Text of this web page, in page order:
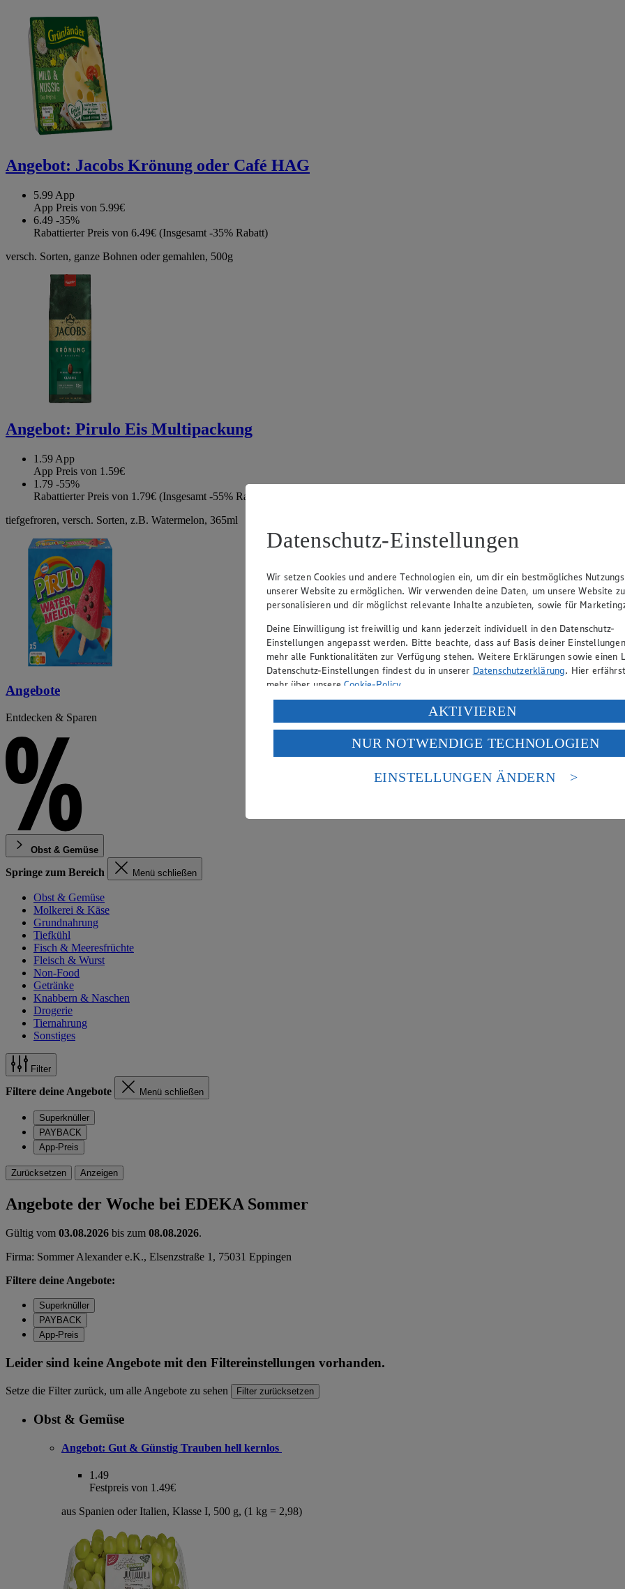
Angebot: Jacobs Krönung oder Café HAG
5.99 App
App Preis von 5.99€
6.49 -35%
Rabattierter Preis von 6.49€ (Insgesamt -35% Rabatt)
versch. Sorten, ganze Bohnen oder gemahlen, 500g
Angebot: Pirulo Eis Multipackung
1.59 App
App Preis von 1.59€
1.79 -55%
Rabattierter Preis von 1.79€ (Insgesamt -55% Rabatt)
tiefgefroren, versch. Sorten, z.B. Watermelon, 365ml
Angebote
Entdecken & Sparen
Obst & Gemüse
Springe zum Bereich Menü schließen
Obst & Gemüse
Molkerei & Käse
Grundnahrung
Tiefkühl
Fisch & Meeresfrüchte
Fleisch & Wurst
Non-Food
Getränke
Knabbern & Naschen
Drogerie
Tiernahrung
Sonstiges
Filter
Filtere deine Angebote Menü schließen
Superknüller
PAYBACK
App-Preis
Zurücksetzen Anzeigen
Angebote der Woche bei EDEKA Sommer
Gültig vom 03.08.2026 bis zum 08.08.2026.
Firma: Sommer Alexander e.K., Elsenzstraße 1, 75031 Eppingen
Filtere deine Angebote:
Superknüller
PAYBACK
App-Preis
Leider sind keine Angebote mit den Filtereinstellungen vorhanden.
Setze die Filter zurück, um alle Angebote zu sehen Filter zurücksetzen
Obst & Gemüse
Angebot: Gut & Günstig Trauben hell kernlos
1.49
Festpreis von 1.49€
aus Spanien oder Italien, Klasse I, 500 g, (1 kg = 2,98)
Datenschutz-Einstellungen
Wir setzen Cookies und andere Technologien ein, um dir ein bestmögliches
unserer Website zu ermöglichen. Wir verwenden deine Daten, um unsere Website zu
personalisieren und dir möglichst relevante Inhalte anzubieten, sowie für
Deine Einwilligung ist freiwillig und kann jederzeit individuell in den Datenschutz-
Einstellungen angepasst werden. Bitte beachte, dass auf Basis deiner
mehr alle Funktionalitäten zur Verfügung stehen. Weitere Erklärungen sowie einen
Datenschutz-Einstellungen findest du in unserer Datenschutzerklärung. Hier
mehr über unsereCookie-Policy.
Verarbeitung deiner personenbezogenen Daten in den USA durch Facebook und
Wenn du auf „Aktivieren“ klickst, willigst du im Sinne des Art. 49 Abs. 1 Satz 1 lit.
ein, dass deine Daten in den USA verarbeitet werden. Der EuGH sieht die USA als
einem nach europäischen Standards nicht angemessenen Datenschutzniveau an. Es
Risiko eines Zugriffs durch US-amerikanische Behörden.
AKTIVIEREN
NUR NOTWENDIGE TECHNOLOGIEN
EINSTELLUNGEN ÄNDERN